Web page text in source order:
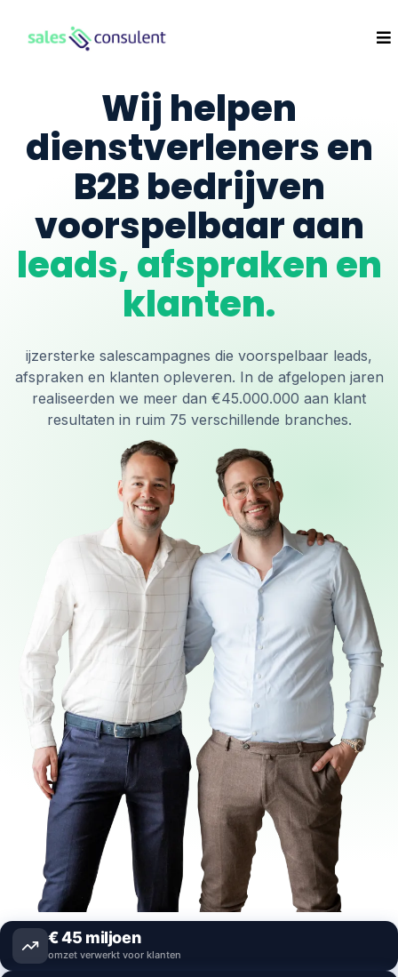
Wij helpen
dienstverleners en
B2B bedrijven
voorspelbaar aan
leads, afspraken en
klanten.
ijzersterke salescampagnes die voorspelbaar leads,
afspraken en klanten opleveren. In de afgelopen jaren
realiseerden we meer dan €45.000.000 aan klant
resultaten in ruim 75 verschillende branches.
€45 miljoen
omzet verwerkt voor klanten